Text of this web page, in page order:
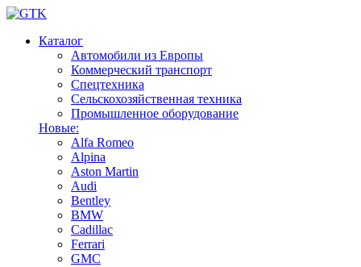
Каталог
Автомобили из Европы
Коммерческий транспорт
Спецтехника
Сельскохозяйственная техника
Промышленное оборудование
Новые:
Alfa Romeo
Alpina
Aston Martin
Audi
Bentley
BMW
Cadillac
Ferrari
GMC